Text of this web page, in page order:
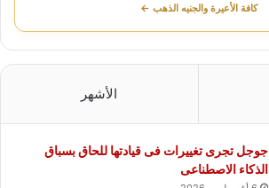
كافة الأعيرة والجنيه الذهب ←
الأشهر
جوجل تجرى تغييرات فى قيادتها للحاق بسباق
الذكاء الاصطناعى